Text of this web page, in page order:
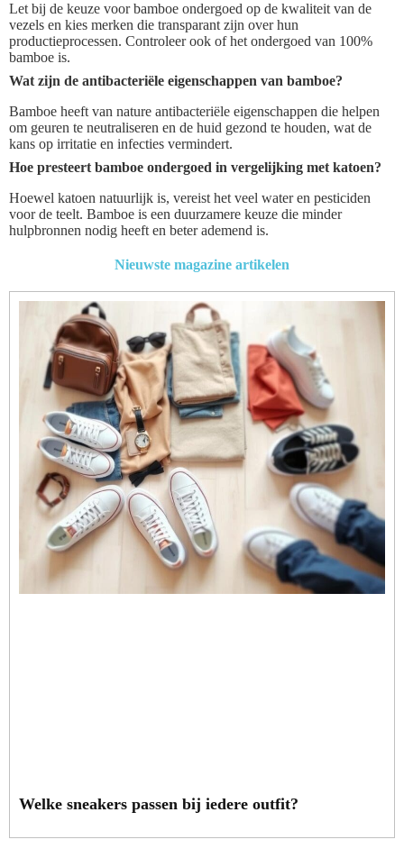
Let bij de keuze voor bamboe ondergoed op de kwaliteit van de
vezels en kies merken die transparant zijn over hun
productieprocessen. Controleer ook of het ondergoed van 100%
bamboe is.
Wat zijn de antibacteriële eigenschappen van bamboe?
Bamboe heeft van nature antibacteriële eigenschappen die helpen
om geuren te neutraliseren en de huid gezond te houden, wat de
kans op irritatie en infecties vermindert.
Hoe presteert bamboe ondergoed in vergelijking met katoen?
Hoewel katoen natuurlijk is, vereist het veel water en pesticiden
voor de teelt. Bamboe is een duurzamere keuze die minder
hulpbronnen nodig heeft en beter ademend is.
Nieuwste magazine artikelen
Welke sneakers passen bij iedere outfit?